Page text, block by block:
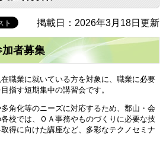
掲載日：2026年3月18日更新
者募集
職業に就いている方を対象に、職業に必要
指す短期集中の講習会です。
角化等のニーズに対応するため、郡山・会
校では、ＯＡ事務やものづくりに必要な技
得に向けた講座など、多彩なテクノセミナ